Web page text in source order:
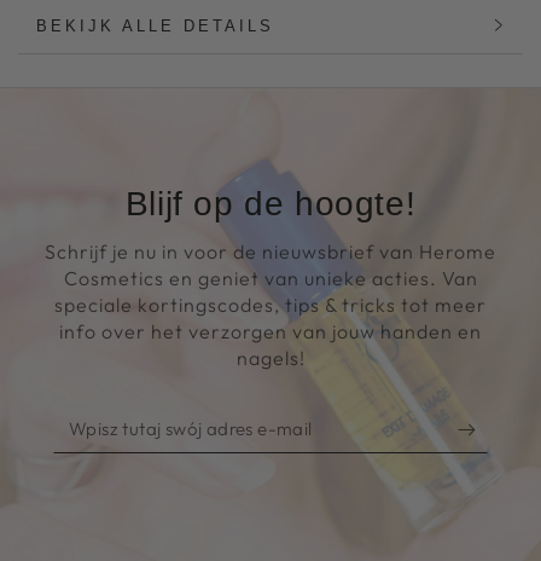
BEKIJK ALLE DETAILS
Blijf op de hoogte!
Schrijf je nu in voor de nieuwsbrief van Herome
Cosmetics en geniet van unieke acties. Van
speciale kortingscodes, tips & tricks tot meer
info over het verzorgen van jouw handen en
nagels!
Wpisz
tutaj